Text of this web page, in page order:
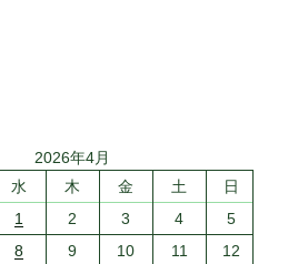
2026年4月
水
木 金 土
日
1
2 3 4
5
8
9 10 11
12